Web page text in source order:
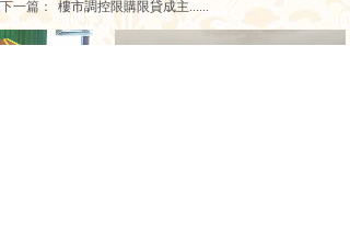
下一篇：
樓市調控限購限貸成主......